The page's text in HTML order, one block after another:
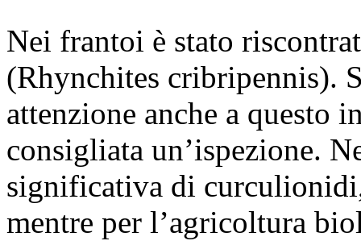
Nei frantoi è stato
(Rhynchites cribripennis).
attenzione anche a questo
consigliata un’ispezione.
significativa di
mentre per l’agricoltura